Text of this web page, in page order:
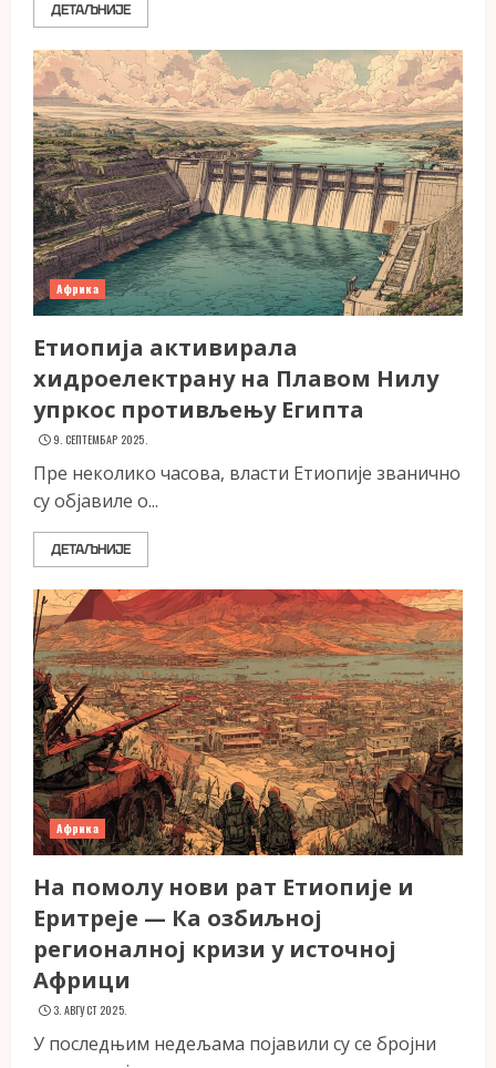
ДЕТАЉНИЈЕ
Африка
Етиопија активирала
хидроелектрану на Плавом Нилу
упркос противљењу Египта
9. СЕПТЕМБАР 2025.
Пре неколико часова, власти Етиопије званично
су објавиле о...
ДЕТАЉНИЈЕ
Африка
На помолу нови рат Етиопије и
Еритреје — Ка озбиљној
регионалној кризи у источној
Африци
3. АВГУСТ 2025.
У последњим недељама појавили су се бројни